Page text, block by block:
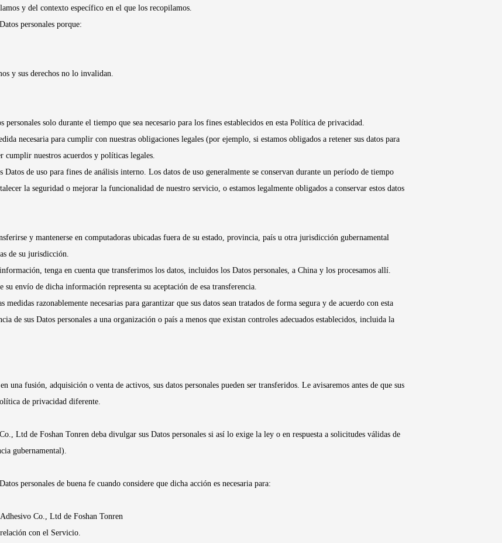
y del contexto específico en el que los recopilamos.
personales porque:
y sus derechos no lo invalidan.
solo durante el tiempo que sea necesario para los fines establecidos en esta Política de privacidad.
necesaria para cumplir con nuestras obligaciones legales (por ejemplo, si estamos obligados a retener sus datos para
cumplir nuestros acuerdos y políticas legales.
de uso para fines de análisis interno. Los datos de uso generalmente se conservan durante un período de tiempo
la seguridad o mejorar la funcionalidad de nuestro servicio, o estamos legalmente obligados a conservar estos datos
y mantenerse en computadoras ubicadas fuera de su estado, provincia, país u otra jurisdicción gubernamental
de su jurisdicción.
tenga en cuenta que transferimos los datos, incluidos los Datos personales, a China y los procesamos allí.
envío de dicha información representa su aceptación de esa transferencia.
razonablemente necesarias para garantizar que sus datos sean tratados de forma segura y de acuerdo con esta
de sus Datos personales a una organización o país a menos que existan controles adecuados establecidos, incluida la
una fusión, adquisición o venta de activos, sus datos personales pueden ser transferidos. Le avisaremos antes de que sus
de privacidad diferente.
Ltd de Foshan Tonren deba divulgar sus Datos personales si así lo exige la ley o en respuesta a solicitudes válidas de
gubernamental).
personales de buena fe cuando considere que dicha acción es necesaria para:
Co., Ltd de Foshan Tonren
con el Servicio.